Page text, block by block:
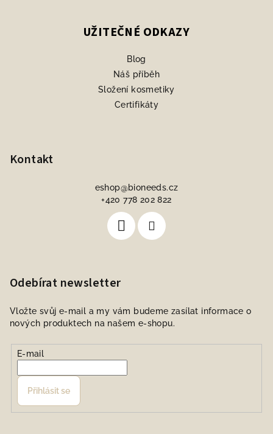
UŽITEČNÉ ODKAZY
Blog
Náš příběh
Složení kosmetiky
Certifikáty
Kontakt
eshop@bioneeds.cz
+420 778 202 822
Odebírat newsletter
Vložte svůj e-mail a my vám budeme zasílat informace o
nových produktech na našem e-shopu.
E-mail
Přihlásit se